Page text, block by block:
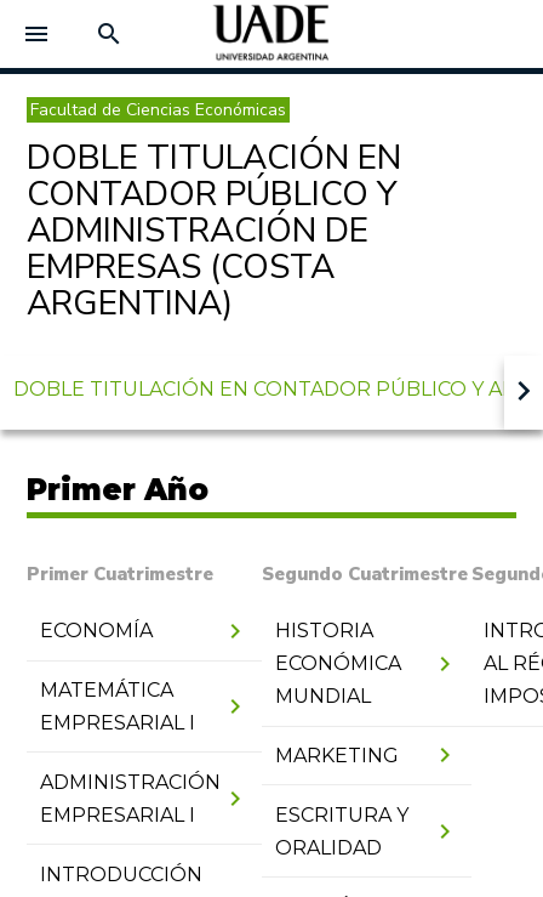
menu search
Facultad de Ciencias Económicas
DOBLE TITULACIÓN EN
CONTADOR PÚBLICO Y
ADMINISTRACIÓN DE
EMPRESAS (COSTA
ARGENTINA)
DOBLE TITULACIÓN EN CONTADOR PÚBLICO Y keyboard_arrow_right
Primer Año
Primer Cuatrimestre
ECONOMÍA chevron_right
MATEMÁTICA
EMPRESARIAL I
chevron_right
ADMINISTRACIÓN
EMPRESARIAL I
chevron_right
INTRODUCCIÓN
Segundo Cuatrimestre
HISTORIA
ECONÓMICA
MUNDIAL
chevron_right
MARKETING chevron_right
ESCRITURA Y
ORALIDAD
chevron_right
AL